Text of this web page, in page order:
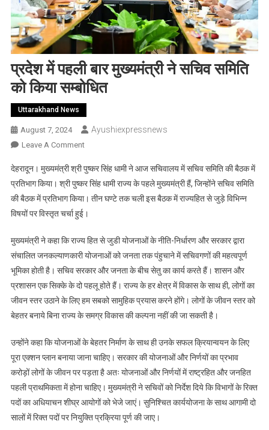
प्रदेश में पहली बार मुख्यमंत्री ने सचिव समिति
को किया सम्बोधित
Uttarakhand News
August 7, 2024 Ayushiexpressnews
Leave A CommentOn
में
पहली
बार
मुख्यमंत्री
सचिव
समिति
को
किया
सम्बोधित
देहरादून। मुख्यमंत्री श्री पुष्कर सिंह धामी ने आज सचिवालय में सचिव समिति की बैठक में
प्रतिभाग किया। श्री पुष्कर सिंह धामी राज्य के पहले मुख्यमंत्री हैं, जिन्होंने सचिव समिति
की बैठक में प्रतिभाग किया। तीन घण्टे तक चली इस बैठक में राज्यहित से जुड़े विभिन्न
विषयों पर विस्तृत चर्चा हुई।
मुख्यमंत्री ने कहा कि राज्य हित से जुडी योजनाओं के नीति-निर्धारण और सरकार द्वारा
संचालित जनकल्याणकारी योजनाओं को जनता तक पंहुचाने में सचिवगणों की महत्वपूर्ण
भूमिका होती है। सचिव सरकार और जनता के बीच सेतु का कार्य करते हैं। शासन और
प्रशासन एक सिक्के के दो पहलू होते हैं। राज्य के हर क्षेत्र में विकास के साथ ही, लोगों का
जीवन स्तर उठाने के लिए हम सबको सामुहिक प्रयास करने होंगे। लोगों के जीवन स्तर को
बेहतर बनाये बिना राज्य के समग्र विकास की कल्पना नहीं की जा सकती है।
उन्होंने कहा कि योजनाओं के बेहतर निर्माण के साथ ही उनके सफल क्रियान्वयन के लिए
पूरा एक्शन प्लान बनाया जाना चाहिए। सरकार की योजनाओं और निर्णयों का प्रभाव
करोड़ों लोगों के जीवन पर पड़ता है अतः योजनाओं और निर्णयों में राष्ट्रहित और जनहित
पहली प्राथमिकता में होना चाहिए। मुख्यमंत्री ने सचिवों को निर्देश दिये कि विभागों के रिक्त
पदों का अधियाचन शीघ्र आयोगों को भेजे जाएं। सुनिश्चित कार्ययोजना के साथ आगामी दो
सालों में रिक्त पदों पर नियुक्ति प्रक्रिया पूर्ण की जाए।